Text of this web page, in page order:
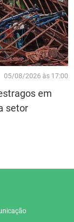
05/08/2026 às 17:00
em
setor